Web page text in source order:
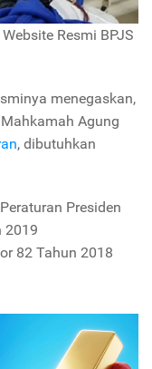
Resmi BPJS
menegaskan,
Agung
, dibutuhkan
Presiden
2019
82 Tahun 2018